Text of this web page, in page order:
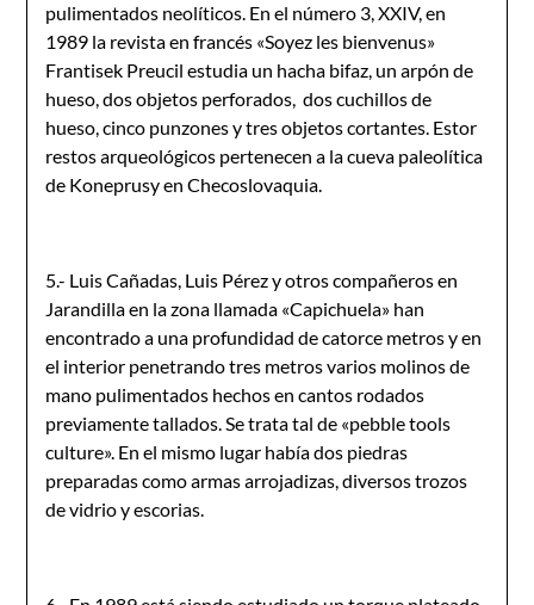
pulimentados neolíticos. En el número 3, XXIV, en
1989 la revista en francés «Soyez les bienvenus»
Frantisek Preucil estudia un hacha bifaz, un arpón de
hueso, dos objetos perforados, dos cuchillos de
hueso, cinco punzones y tres objetos cortan­tes. Estor
restos arqueológicos pertenecen a la cueva paleolítica
de Koneprusy en Checoslovaquia.
5.- Luis Cañadas, Luis Pérez y otros compañeros en
Jarandilla en la zona llamada «Capichuela» han
encontrado a una profundidad de catorce metros y en
el interior penetrando tres metros varios molinos de
mano pulimentados hechos en cantos rodados
previamente tallados. Se trata tal de «pebble tools
culture». En el mismo lugar había dos piedras
preparadas como armas arrojadizas, diversos trozos
de vidrio y escorias.